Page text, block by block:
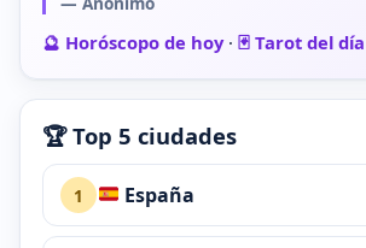
🔮 Horóscopo de hoy· 🃏 Tarot del día
🏆 Top 5 ciudades
1 España